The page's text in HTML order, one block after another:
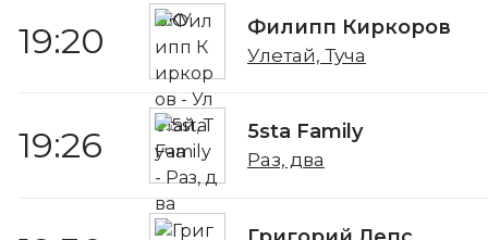
19:20 Филипп Киркоров
Улетай, Туча
19:26 5sta Family
Раз, два